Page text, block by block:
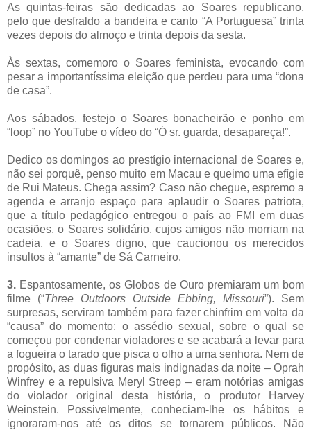
As quintas-feiras são dedicadas ao Soares republicano,
pelo que desfraldo a bandeira e canto “A Portuguesa” trinta
vezes depois do almoço e trinta depois da sesta.
Às sextas, comemoro o Soares feminista, evocando com
pesar a importantíssima eleição que perdeu para uma “dona
de casa”.
Aos sábados, festejo o Soares bonacheirão e ponho em
“loop” no YouTube o vídeo do “Ó sr. guarda, desapareça!”.
Dedico os domingos ao prestígio internacional de Soares e,
não sei porquê, penso muito em Macau e queimo uma efígie
de Rui Mateus. Chega assim? Caso não chegue, espremo a
agenda e arranjo espaço para aplaudir o Soares patriota,
que a título pedagógico entregou o país ao FMI em duas
ocasiões, o Soares solidário, cujos amigos não morriam na
cadeia, e o Soares digno, que caucionou os merecidos
insultos à “amante” de Sá Carneiro.
3. Espantosamente, os Globos de Ouro premiaram um bom
filme (“Three Outdoors Outside Ebbing, Missouri”). Sem
surpresas, serviram também para fazer chinfrim em volta da
“causa” do momento: o assédio sexual, sobre o qual se
começou por condenar violadores e se acabará a levar para
a fogueira o tarado que pisca o olho a uma senhora. Nem de
propósito, as duas figuras mais indignadas da noite – Oprah
Winfrey e a repulsiva Meryl Streep – eram notórias amigas
do violador original desta história, o produtor Harvey
Weinstein. Possivelmente, conheciam-lhe os hábitos e
ignoraram-nos até os ditos se tornarem públicos. Não